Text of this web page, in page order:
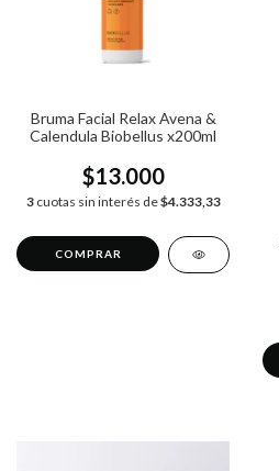
Bruma Facial Relax Avena &
Calendula Biobellus x200ml
$13.000
3 cuotas sin interés de$4.333,33